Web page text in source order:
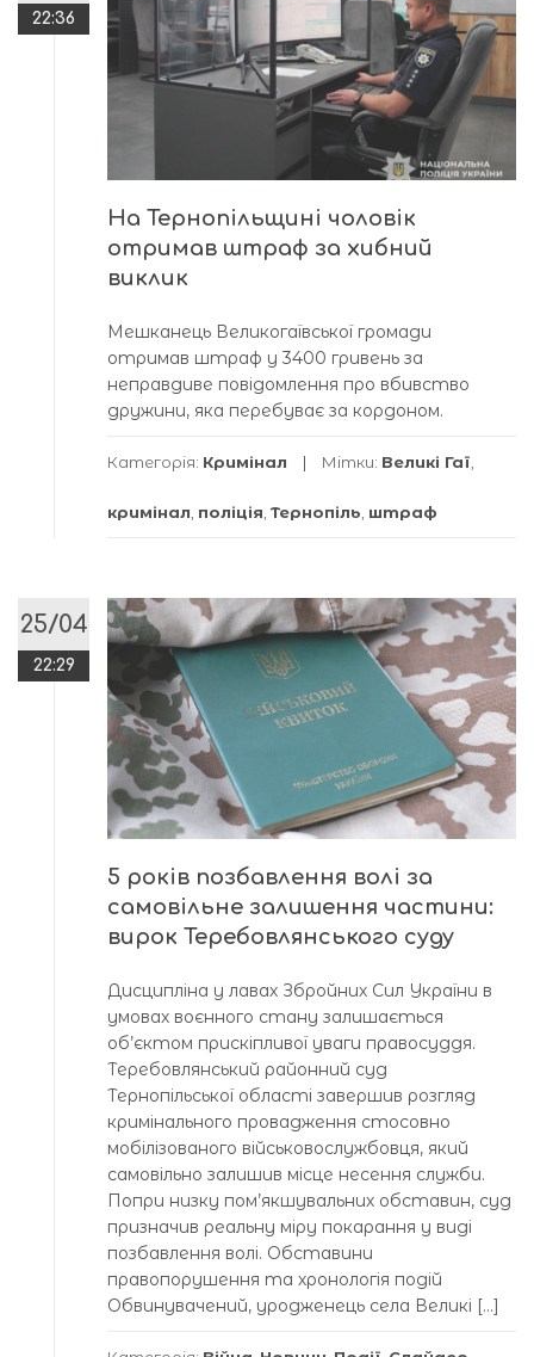
22:36
На Тернопільщині чоловік
отримав штраф за хибний
виклик
Мешканець Великогаївської громади
отримав штраф у 3400 гривень за
неправдиве повідомлення про вбивство
дружини, яка перебуває за кордоном.
Категорія: Кримінал Мітки: Великі Гаї
кримінал поліція Тернопіль штраф
25/04
22:29
5 років позбавлення волі за
самовільне залишення частини:
вирок Теребовлянського суду
Дисципліна у лавах Збройних Сил України в
умовах воєнного стану залишається
об’єктом прискіпливої уваги правосуддя.
Теребовлянський районний суд
Тернопільської області завершив розгляд
кримінального провадження стосовно
мобілізованого військовослужбовця, який
самовільно залишив місце несення служби.
Попри низку пом’якшувальних обставин, суд
призначив реальну міру покарання у виді
позбавлення волі. Обставини
правопорушення та хронологія подій
Обвинувачений, уродженець села Великі […]